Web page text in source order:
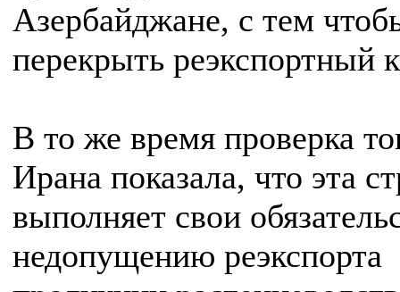
Азербайджане, с тем
перекрыть реэкспортный
В то же время проверка
Ирана показала, что эта
выполняет свои
недопущению реэкспорта